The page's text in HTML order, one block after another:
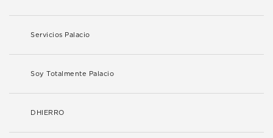
Servicios Palacio
Soy Totalmente Palacio
DHIERRO